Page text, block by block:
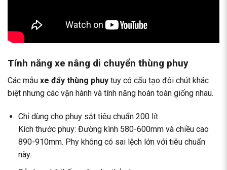
Tính năng xe nâng di chuyển thùng phuy
Các mẫu xe đẩy thùng phuy tuy có cấu tạo đôi chút khác
biệt nhưng các vận hành và tính năng hoàn toàn giống nhau.
Chỉ dùng cho phuy sắt tiêu chuẩn 200 lít
Kích thước phuy: Đường kình 580-600mm và chiều cao
890-910mm. Phy không có sai lệch lớn với tiêu chuẩn
này.